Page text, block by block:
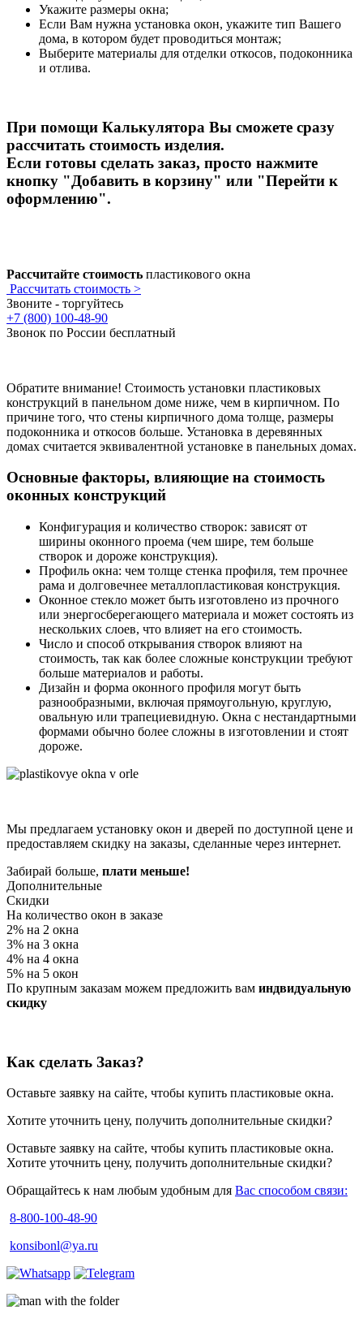
Укажите размеры окна;
Если Вам нужна установка окон, укажите тип Вашего
дома, в котором будет проводиться монтаж;
Выберите материалы для отделки откосов, подоконника
и отлива.
При помощи Калькулятора Вы сможете сразу
рассчитать стоимость изделия.
Если готовы сделать заказ, просто нажмите
кнопку "Добавить в корзину" или "Перейти к
оформлению".
Рассчитайте стоимость пластикового окна
Рассчитать стоимость >
Звоните - торгуйтесь
+7 (800) 100-48-90
Звонок по России бесплатный
Обратите внимание! Стоимость установки пластиковых
конструкций в панельном доме ниже, чем в кирпичном. По
причине того, что стены кирпичного дома толще, размеры
подоконника и откосов больше. Установка в деревянных
домах считается эквивалентной установке в панельных домах.
Основные факторы, влияющие на стоимость
оконных конструкций
Конфигурация и количество створок: зависят от
ширины оконного проема (чем шире, тем больше
створок и дороже конструкция).
Профиль окна: чем толще стенка профиля, тем прочнее
рама и долговечнее металлопластиковая конструкция.
Оконное стекло может быть изготовлено из прочного
или энергосберегающего материала и может состоять из
нескольких слоев, что влияет на его стоимость.
Число и способ открывания створок влияют на
стоимость, так как более сложные конструкции требуют
больше материалов и работы.
Дизайн и форма оконного профиля могут быть
разнообразными, включая прямоугольную, круглую,
овальную или трапециевидную. Окна с нестандартными
формами обычно более сложны в изготовлении и стоят
дороже.
Мы предлагаем установку окон и дверей по доступной цене и
предоставляем скидку на заказы, сделанные через интернет.
Забирай больше, плати меньше!
Дополнительные
Скидки
На количество окон в заказе
2% на 2 окна
3% на 3 окна
4% на 4 окна
5% на 5 окон
По крупным заказам можем предложить вам индвидуальную
скидку
Как сделать Заказ?
Оставьте заявку на сайте, чтобы купить пластиковые окна.
Хотите уточнить цену, получить дополнительные скидки?
Оставьте заявку на сайте, чтобы купить пластиковые окна.
Хотите уточнить цену, получить дополнительные скидки?
Обращайтесь к нам любым удобным для Вас способом связи:
8-800-100-48-90
konsibonl@ya.ru